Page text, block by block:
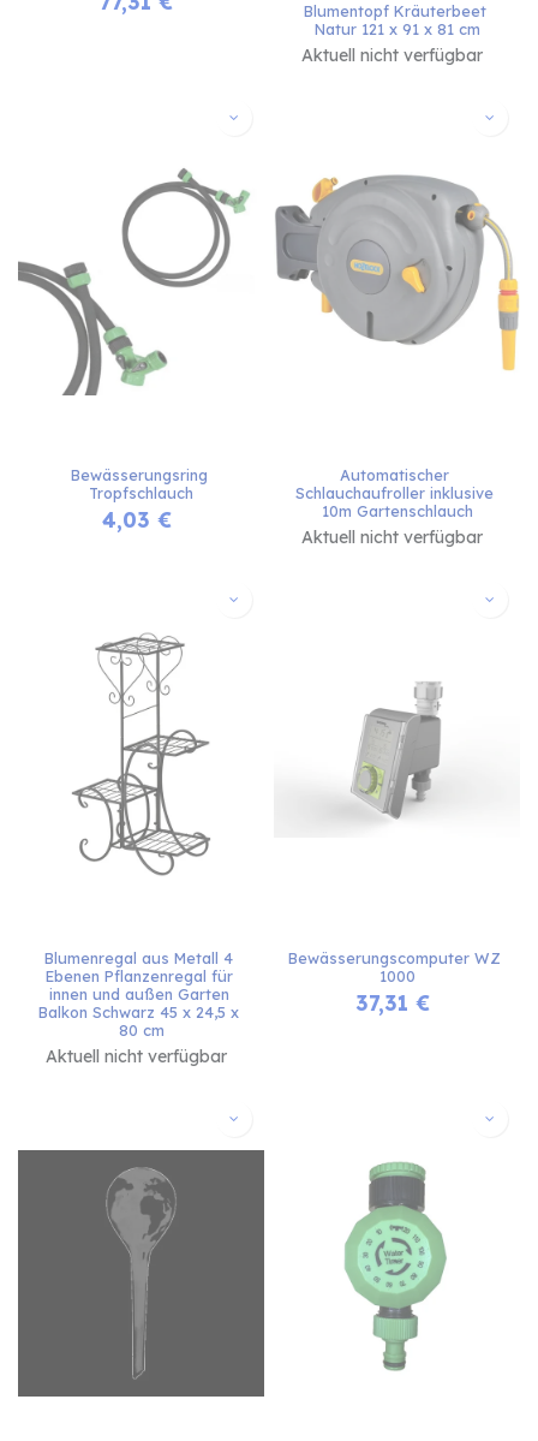
Blumentopf Kräuterbeet
Natur 121 x 91 x 81 cm
Aktuell nicht verfügbar
Bewässerungsring
Tropfschlauch
4,03 €
Automatischer
Schlauchaufroller inklusive
10m Gartenschlauch
Aktuell nicht verfügbar
Blumenregal aus Metall 4
Ebenen Pflanzenregal für
innen und außen Garten
Balkon Schwarz 45 x 24,5 x
80 cm
Aktuell nicht verfügbar
Bewässerungscomputer WZ
1000
37,31 €